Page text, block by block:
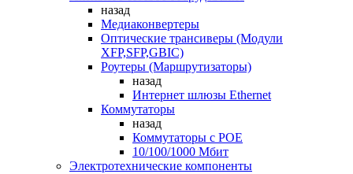
назад
Медиаконвертеры
Оптические трансиверы (Модули
XFP,SFP,GBIC)
Роутеры (Маршрутизаторы)
назад
Интернет шлюзы Ethernet
Коммутаторы
назад
Коммутаторы c POE
10/100/1000 Мбит
Электротехнические компоненты